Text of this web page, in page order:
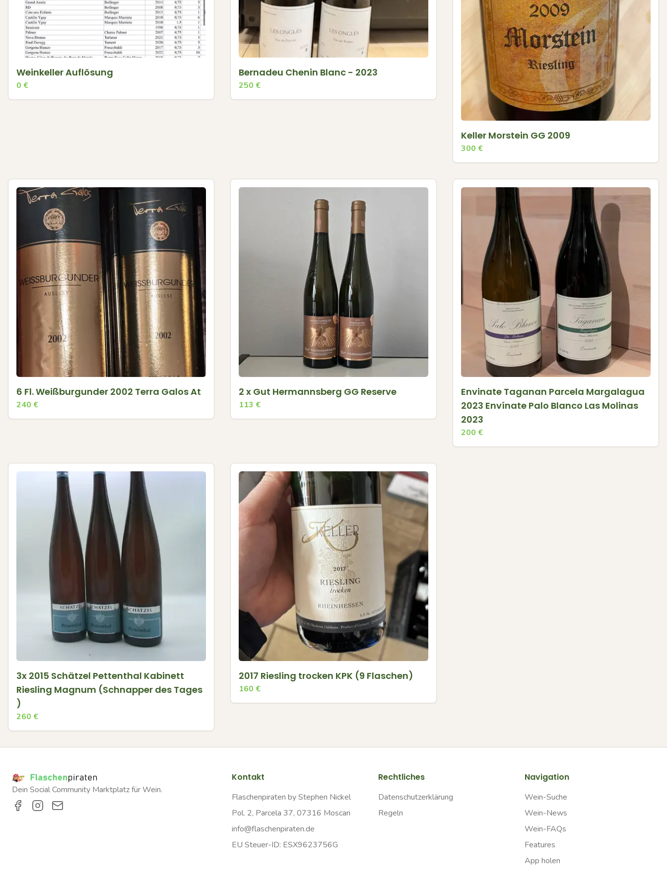
Weinkeller Auflösung
0 €
Bernadeu Chenin Blanc - 2023
250 €
Keller Morstein GG 2009
300 €
6 Fl. Weißburgunder 2002 Terra Galos At
240 €
2 x Gut Hermannsberg GG Reserve
113 €
Envinate Taganan Parcela Margalagua
2023 Envínate Palo Blanco Las Molinas
2023
200 €
3x 2015 Schätzel Pettenthal Kabinett
Riesling Magnum (Schnapper des Tages
)
260 €
2017 Riesling trocken KPK (9 Flaschen)
160 €
Dein Social Community Marktplatz für Wein.
Kontakt
Flaschenpiraten by Stephen Nickel
Pol. 2, Parcela 37, 07316 Moscari
info@flaschenpiraten.de
EU Steuer-ID: ESX9623756G
Rechtliches
Datenschutzerklärung
Regeln
Navigation
Wein-Suche
Wein-News
Wein-FAQs
Features
App holen